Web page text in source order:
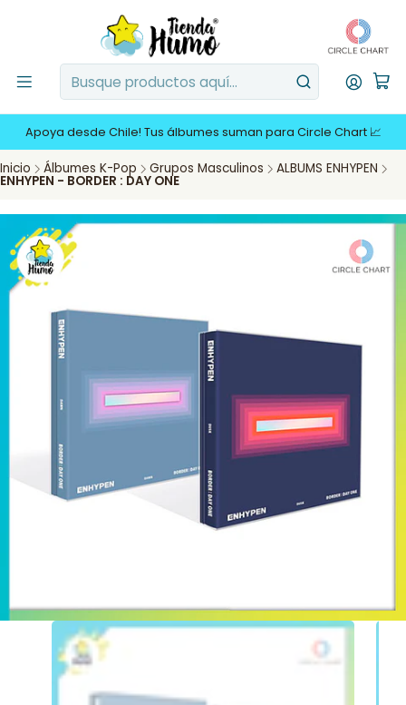
Apoya desde Chile! Tus álbumes suman para Circle Chart 📈
Inicio Álbumes K-Pop Grupos Masculinos ALBUMS ENHYPEN
ENHYPEN - BORDER : DAY ONE